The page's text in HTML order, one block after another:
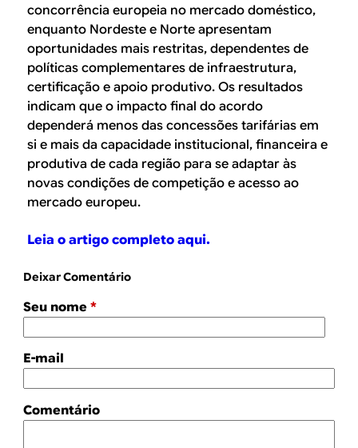
concorrência europeia no mercado doméstico,
enquanto Nordeste e Norte apresentam
oportunidades mais restritas, dependentes de
políticas complementares de infraestrutura,
certificação e apoio produtivo. Os resultados
indicam que o impacto final do acordo
dependerá menos das concessões tarifárias em
si e mais da capacidade institucional, financeira e
produtiva de cada região para se adaptar às
novas condições de competição e acesso ao
mercado europeu.
Leia o artigo completo aqui.
Deixar Comentário
Seu nome *
E-mail
Comentário